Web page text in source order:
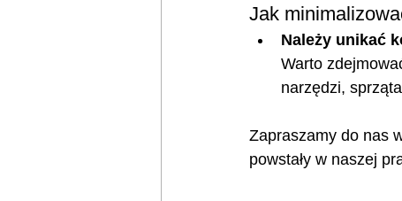
Jak
Należy unikać
Warto
narzędzi,
Zapraszamy do nas
powstały w naszej